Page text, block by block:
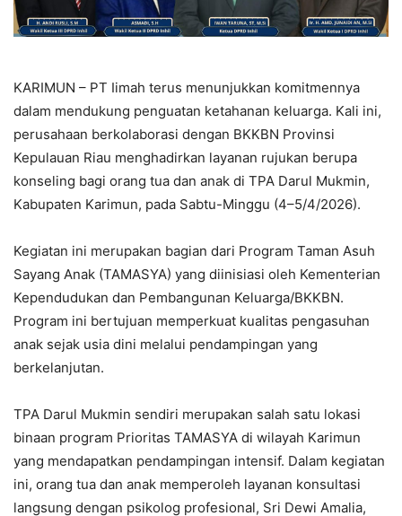
KARIMUN – PT Iimah terus menunjukkan komitmennya
dalam mendukung penguatan ketahanan keluarga. Kali ini,
perusahaan berkolaborasi dengan BKKBN Provinsi
Kepulauan Riau menghadirkan layanan rujukan berupa
konseling bagi orang tua dan anak di TPA Darul Mukmin,
Kabupaten Karimun, pada Sabtu-Minggu (4–5/4/2026).
Kegiatan ini merupakan bagian dari Program Taman Asuh
Sayang Anak (TAMASYA) yang diinisiasi oleh Kementerian
Kependudukan dan Pembangunan Keluarga/BKKBN.
Program ini bertujuan memperkuat kualitas pengasuhan
anak sejak usia dini melalui pendampingan yang
berkelanjutan.
TPA Darul Mukmin sendiri merupakan salah satu lokasi
binaan program Prioritas TAMASYA di wilayah Karimun
yang mendapatkan pendampingan intensif. Dalam kegiatan
ini, orang tua dan anak memperoleh layanan konsultasi
langsung dengan psikolog profesional, Sri Dewi Amalia,